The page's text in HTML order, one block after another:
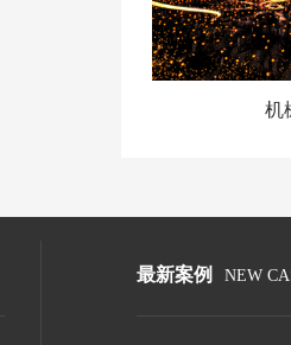
机
最新案例 NEW